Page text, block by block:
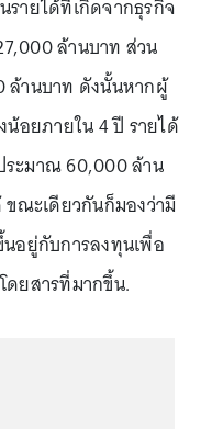
รายได้ที่เกิดจากธุรกิจ
ล้านบาท ส่วน
ล้านบาท ดังนั้นหากผู้
น้อยภายใน 4 ปี รายได้
ะมาณ 60,000 ล้าน
ณะเดียวกันก็มองว่ามี
อยู่กับการลงทุนเพื่อ
ดยสารที่มากขึ้น.